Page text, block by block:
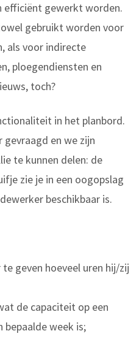
efficiënt gewerkt worden.
gebruikt worden voor
als voor indirecte
ploegendiensten en
toch?
in het planbord.
gevraagd en we zijn
te kunnen delen: de
zie je in een oogopslag
beschikbaar is.
geven hoeveel uren hij/zij
de capaciteit op een
bepaalde week is;